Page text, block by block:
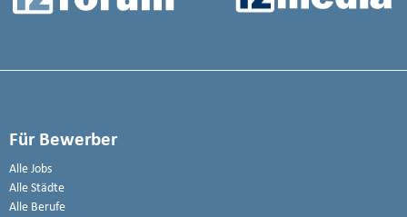
Für Bewerber
Alle Jobs
Alle Städte
Alle Berufe